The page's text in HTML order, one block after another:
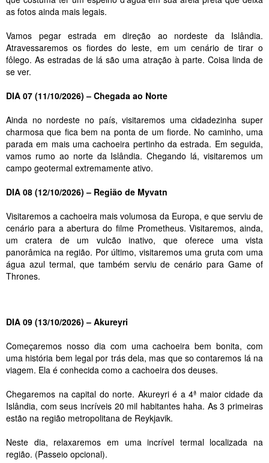
as fotos ainda mais legais.
Vamos pegar estrada em direção ao nordeste da Islândia.
Atravessaremos os fiordes do leste, em um cenário de tirar o
fôlego. As estradas de lá são uma atração à parte. Coisa linda de
se ver.
DIA 07 (11/10/2026) – Chegada ao Norte
Ainda no nordeste no país, visitaremos uma cidadezinha super
charmosa que fica bem na ponta de um fiorde. No caminho, uma
parada em mais uma cachoeira pertinho da estrada. Em seguida,
vamos rumo ao norte da Islândia. Chegando lá, visitaremos um
campo geotermal extremamente ativo.
DIA 08 (12/10/2026) – Região de Myvatn
Visitaremos a cachoeira mais volumosa da Europa, e que serviu de
cenário para a abertura do filme Prometheus. Visitaremos, ainda,
um cratera de um vulcão inativo, que oferece uma vista
panorâmica na região. Por último, visitaremos uma gruta com uma
água azul termal, que também serviu de cenário para Game of
Thrones.
DIA 09 (13/10/2026) – Akureyri
Começaremos nosso dia com uma cachoeira bem bonita, com
uma história bem legal por trás dela, mas que so contaremos lá na
viagem. Ela é conhecida como a cachoeira dos deuses.
Chegaremos na capital do norte. Akureyri é a 4ª maior cidade da
Islândia, com seus incríveis 20 mil habitantes haha. As 3 primeiras
estão na região metropolitana de Reykjavik.
Neste dia, relaxaremos em uma incrível termal localizada na
região. (Passeio opcional).